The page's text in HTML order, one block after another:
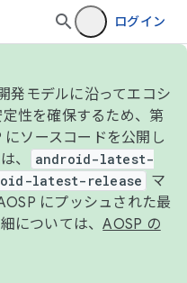
ログイン
発モデルに沿ってエコシ
性を確保するため、第
ソースコードを公開し
、
android-latest-
latest-release
マ
にプッシュされた最
については、AOSP の